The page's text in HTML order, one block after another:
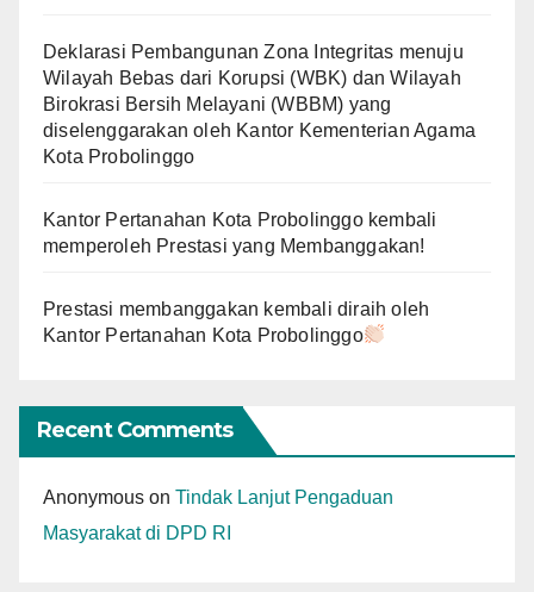
Deklarasi Pembangunan Zona Integritas menuju
Wilayah Bebas dari Korupsi (WBK) dan Wilayah
Birokrasi Bersih Melayani (WBBM) yang
diselenggarakan oleh Kantor Kementerian Agama
Kota Probolinggo
Kantor Pertanahan Kota Probolinggo kembali
memperoleh Prestasi yang Membanggakan!
Prestasi membanggakan kembali diraih oleh
Kantor Pertanahan Kota Probolinggo
Recent Comments
Anonymous on Tindak Lanjut Pengaduan
Masyarakat di DPD RI